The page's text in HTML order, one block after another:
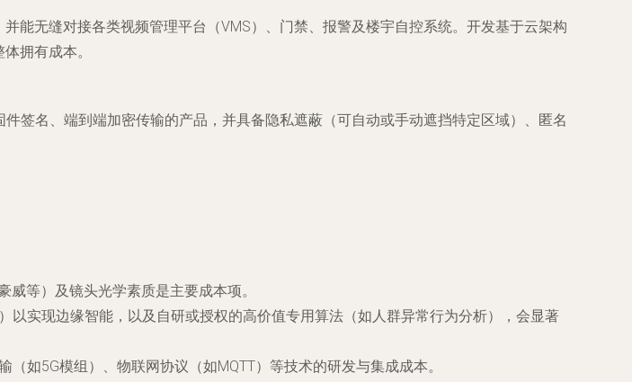
能无缝对接各类视频管理平台（VMS）、门禁、报警及楼宇自控系统。开发基于云架构
拥有成本。
签名、端到端加密传输的产品，并具备隐私遮蔽（可自动或手动遮挡特定区域）、匿名
威等）及镜头光学素质是主要成本项。
以实现边缘智能，以及自研或授权的高价值专用算法（如人群异常行为分析），会显著
如5G模组）、物联网协议（如MQTT）等技术的研发与集成成本。